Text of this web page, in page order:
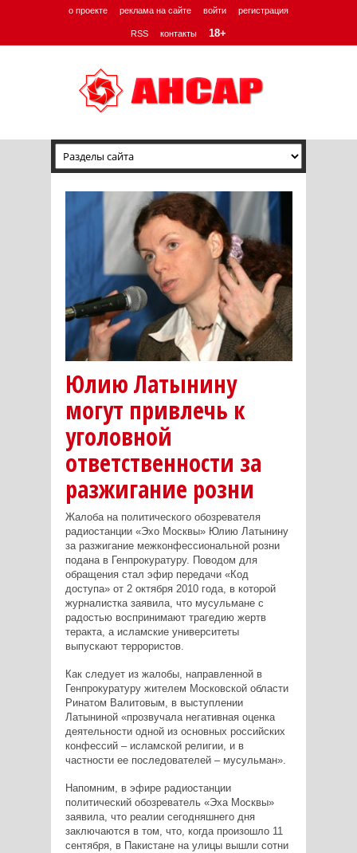
о проекте реклама на сайте войти регистрация
RSS контакты 18+
Юлию Латынину
могут привлечь к
уголовной
ответственности за
разжигание розни
Жалоба на политического обозревателя
радиостанции «Эхо Москвы» Юлию Латынину
за разжигание межконфессиональной розни
подана в Генпрокуратуру. Поводом для
обращения стал эфир передачи «Код
доступа» от 2 октября 2010 года, в которой
журналистка заявила, что мусульмане с
радостью воспринимают трагедию жертв
теракта, а исламские университеты
выпускают террористов.
Как следует из жалобы, направленной в
Генпрокуратуру жителем Московской области
Ринатом Валитовым, в выступлении
Латыниной «прозвучала негативная оценка
деятельности одной из основных российских
конфессий – исламской религии, и в
частности ее последователей – мусульман».
Напомним, в эфире радиостанции
политический обозреватель «Эха Москвы»
заявила, что реалии сегодняшнего дня
заключаются в том, что, когда произошло 11
сентября, в Пакистане на улицы вышли сотни